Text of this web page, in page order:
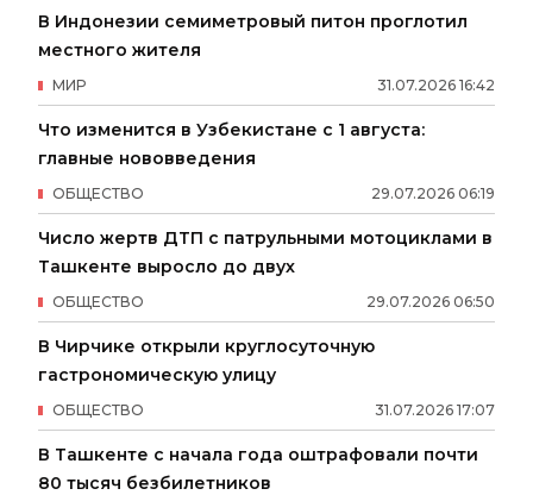
В Индонезии семиметровый питон проглотил
местного жителя
31.07.2026 16:42
МИР
Что изменится в Узбекистане с 1 августа:
главные нововведения
29.07.2026 06:19
ОБЩЕСТВО
Число жертв ДТП с патрульными мотоциклами в
Ташкенте выросло до двух
29.07.2026 06:50
ОБЩЕСТВО
В Чирчике открыли круглосуточную
гастрономическую улицу
31.07.2026 17:07
ОБЩЕСТВО
В Ташкенте с начала года оштрафовали почти
80 тысяч безбилетников